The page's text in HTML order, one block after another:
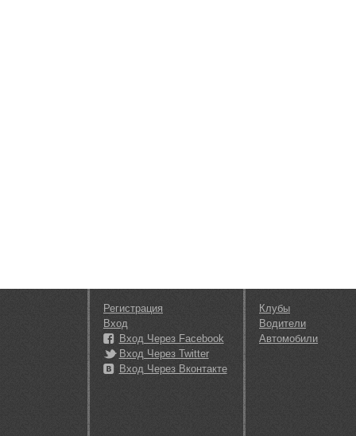
Регистрация
Вход
Вход Через Facebook
Вход Через Twitter
Вход Через Вконтакте
Клубы
Водители
Автомобили